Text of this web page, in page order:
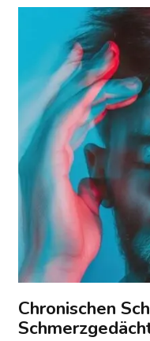
Chronischen